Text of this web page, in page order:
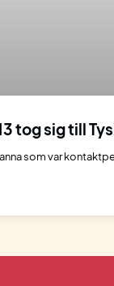
tog sig till
som var